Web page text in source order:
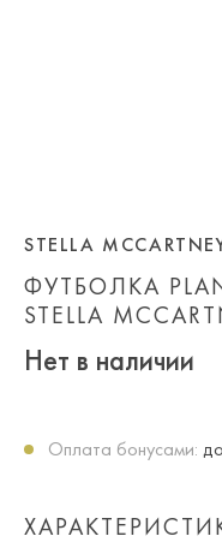
ФУТБОЛКА
STELLA
STELLA
Нет в наличии
Оплата бонусами: